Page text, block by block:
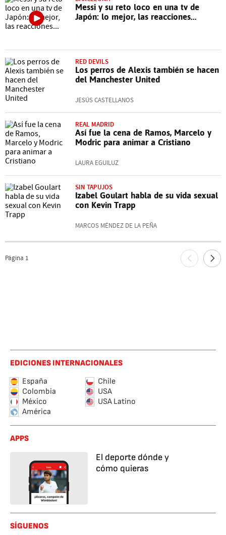
Messi y su reto loco en una tv de
Japón: lo mejor, las reacciones...
RED DEVILS
Los perros de Alexis también se hacen
del Manchester United
JESÚS CASTELLANOS
REAL MADRID
Así fue la cena de Ramos, Marcelo y
Modric para animar a Cristiano
LAURA EGUILUZ
SIN TAPUJOS
Izabel Goulart habla de su vida sexual
con Kevin Trapp
MARCOS MÉNDEZ DE LA PEÑA
Página 1
EDICIONES INTERNACIONALES
España
Chile
Colombia
USA
México
USA Latino
América
APPS
El deporte dónde y
cómo quieras
SÍGUENOS